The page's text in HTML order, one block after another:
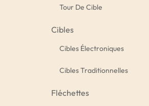
Tour De Cible
Cibles
Cibles Électroniques
Cibles Traditionnelles
Fléchettes